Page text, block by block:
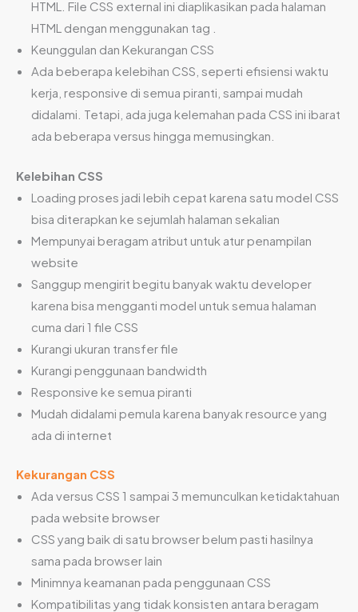
HTML. File CSS external ini diaplikasikan pada halaman
HTML dengan menggunakan tag .
Keunggulan dan Kekurangan CSS
Ada beberapa kelebihan CSS, seperti efisiensi waktu
kerja, responsive di semua piranti, sampai mudah
didalami. Tetapi, ada juga kelemahan pada CSS ini ibarat
ada beberapa versus hingga memusingkan.
Kelebihan CSS
Loading proses jadi lebih cepat karena satu model CSS
bisa diterapkan ke sejumlah halaman sekalian
Mempunyai beragam atribut untuk atur penampilan
website
Sanggup mengirit begitu banyak waktu developer
karena bisa mengganti model untuk semua halaman
cuma dari 1 file CSS
Kurangi ukuran transfer file
Kurangi penggunaan bandwidth
Responsive ke semua piranti
Mudah didalami pemula karena banyak resource yang
ada di internet
Kekurangan CSS
Ada versus CSS 1 sampai 3 memunculkan ketidaktahuan
pada website browser
CSS yang baik di satu browser belum pasti hasilnya
sama pada browser lain
Minimnya keamanan pada penggunaan CSS
Kompatibilitas yang tidak konsisten antara beragam